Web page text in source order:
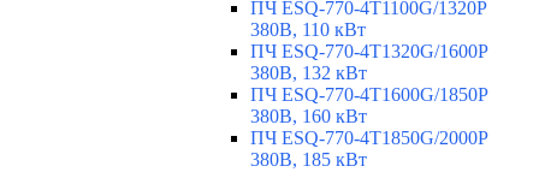
ПЧ ESQ-770-4T1100G/1320P
380В, 110 кВт
ПЧ ESQ-770-4T1320G/1600P
380В, 132 кВт
ПЧ ESQ-770-4T1600G/1850P
380В, 160 кВт
ПЧ ESQ-770-4T1850G/2000P
380В, 185 кВт